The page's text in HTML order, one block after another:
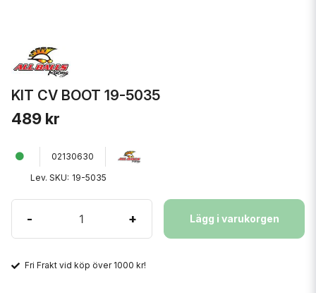
KIT CV BOOT 19-5035
489 kr
02130630
Lev. SKU: 19-5035
- + Lägg i varukorgen
Fri Frakt vid köp över 1000 kr!